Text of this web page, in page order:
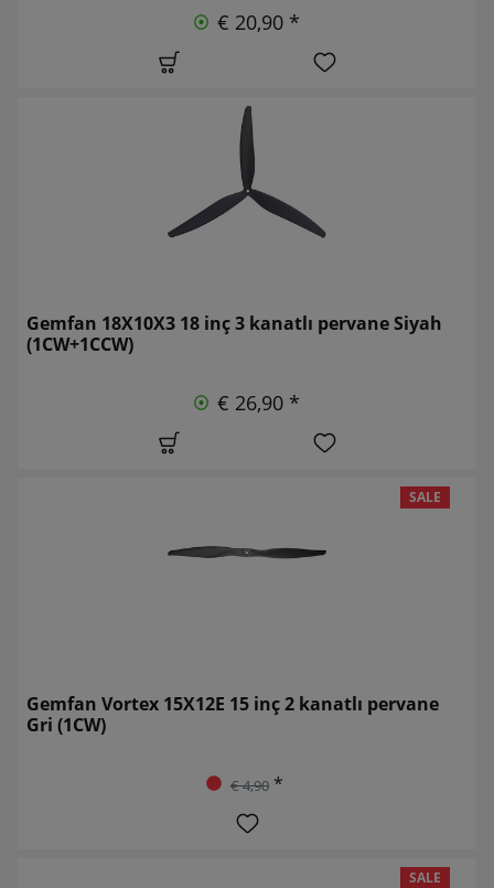
€ 20,90 *
Gemfan 18X10X3 18 inç 3 kanatlı pervane Siyah
(1CW+1CCW)
€ 26,90 *
SALE
Gemfan Vortex 15X12E 15 inç 2 kanatlı pervane
Gri (1CW)
€ 4,90*
SALE